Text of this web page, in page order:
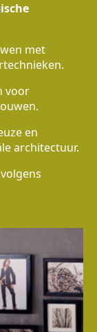
met
voor
en
architectuur.